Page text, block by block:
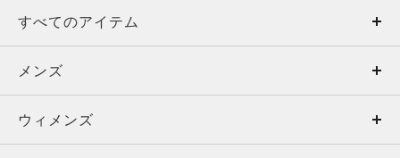
すべてのアイテム
メンズ
ウィメンズ
メンズ
トップス
ウィメンズ